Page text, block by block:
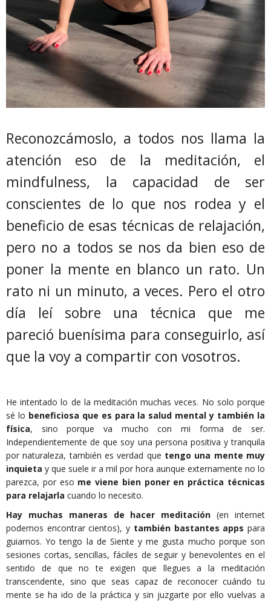
Reconozcámoslo, a todos nos llama la
atención eso de la meditación, el
mindfulness, la capacidad de ser
conscientes de lo que nos rodea y el
beneficio de esas técnicas de relajación,
pero no a todos se nos da bien eso de
poner la mente en blanco un rato. Un
rato ni un minuto, a veces. Pero el otro
día leí sobre una técnica que me
pareció buenísima para conseguirlo, así
que la voy a compartir con vosotros.
He intentado lo de la meditación muchas veces. No solo porque
sé lo beneficiosa que es para la salud mental y también la
física, sino porque va mucho con mi forma de ser.
Independientemente de que soy una persona positiva y tranquila
por naturaleza, también es verdad que tengo una mente muy
inquieta y que suele ir a mil por hora aunque externamente no lo
parezca, por eso me viene bien poner en práctica técnicas
para relajarla cuando lo necesito.
Hay muchas maneras de hacer meditación (en internet
podemos encontrar cientos), y también bastantes apps para
guiarnos. Yo tengo la de Siente y me gusta mucho porque son
sesiones cortas, sencillas, fáciles de seguir y benevolentes en el
sentido de que no te exigen que llegues a la meditación
transcendente, sino que seas capaz de reconocer cuándo tu
mente se ha ido de la práctica y sin juzgarte por ello vuelvas a